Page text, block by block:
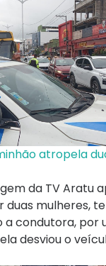
atropela
da TV Aratu
mulheres,
a condutora, por
desviou o